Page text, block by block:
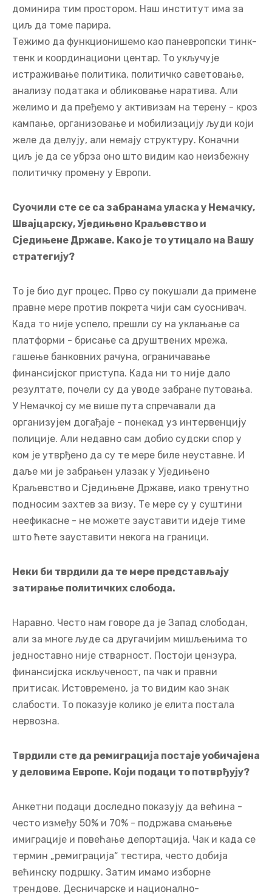
доминира тим простором. Наш институт има за
циљ да томе парира.
Тежимо да функционишемо као паневропски тинк-
тенк и координациони центар. То укључује
истраживање политика, политичко саветовање,
анализу података и обликовање наратива. Али
желимо и да пређемо у активизам на терену - кроз
кампање, организовање и мобилизацију људи који
желе да делују, али немају структуру. Коначни
циљ је да се убрза оно што видим као неизбежну
политичку промену у Европи.
Суочили сте се са забранама уласка у Немачку,
Швајцарску, Уједињено Краљевство и
Сједињене Државе. Како је то утицало на Вашу
стратегију?
То је био дуг процес. Прво су покушали да примене
правне мере против покрета чији сам суоснивач.
Када то није успело, прешли су на уклањање са
платформи - брисање са друштвених мрежа,
гашење банковних рачуна, ограничавање
финансијског приступа. Када ни то није дало
резултате, почели су да уводе забране путовања.
У Немачкој су ме више пута спречавали да
организујем догађаје - понекад уз интервенцију
полиције. Али недавно сам добио судски спор у
ком је утврђено да су те мере биле неуставне. И
даље ми је забрањен улазак у Уједињено
Краљевство и Сједињене Државе, иако тренутно
подносим захтев за визу. Те мере су у суштини
неефикасне - не можете зауставити идеје тиме
што ћете зауставити некога на граници.
Неки би тврдили да те мере представљају
затирање политичких слобода.
Наравно. Често нам говоре да је Запад слободан,
али за многе људе са другачијим мишљењима то
једноставно није стварност. Постоји цензура,
финансијска искљученост, па чак и правни
притисак. Истовремено, ја то видим као знак
слабости. То показује колико је елита постала
нервозна.
Тврдили сте да ремиграција постаје уобичајена
у деловима Европе. Који подаци то потврђују?
Анкетни подаци доследно показују да већина -
често између 50% и 70% - подржава смањење
имиграције и повећање депортација. Чак и када се
термин „ремиграција“ тестира, често добија
већинску подршку. Затим имамо изборне
трендове. Десничарске и национално-